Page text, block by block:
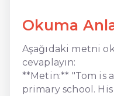
Okuma
Aşağıdaki metni
cevaplayın:
**Metin:** "Tom is
primary school.